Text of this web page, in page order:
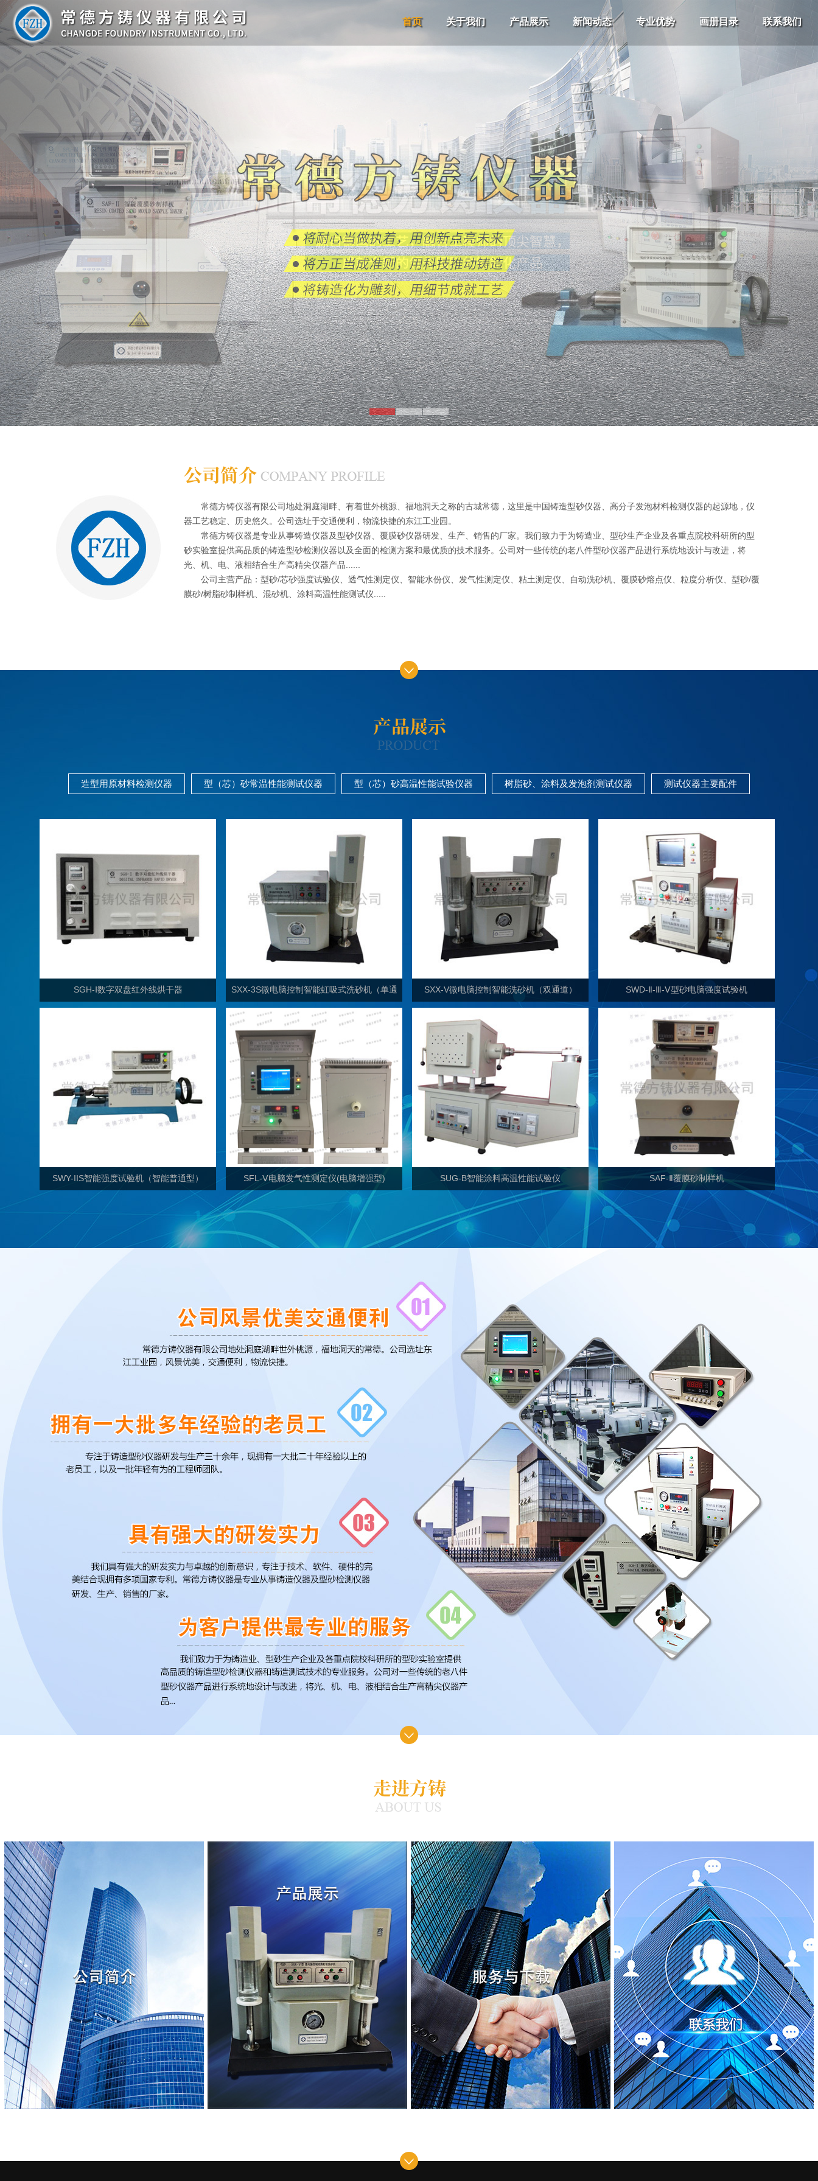
首页 关于我们 产品展示 新闻动态 专业优势 画册目录 联系我们
常德方铸仪器有限公司地处洞庭湖畔、有着世外桃源、福地洞天之称的古城常德，这里是中国铸造型砂仪器、高分子发泡材料检测仪器的起源地，仪
器工艺稳定、历史悠久。公司选址于交通便利，物流快捷的东江工业园。
常德方铸仪器是专业从事铸造仪器及型砂仪器、覆膜砂仪器研发、生产、销售的厂家。我们致力于为铸造业、型砂生产企业及各重点院校科研所的型
砂实验室提供高品质的铸造型砂检测仪器以及全面的检测方案和最优质的技术服务。公司对一些传统的老八件型砂仪器产品进行系统地设计与改进，将
光、机、电、液相结合生产高精尖仪器产品......
公司主营产品：型砂/芯砂强度试验仪、透气性测定仪、智能水份仪、发气性测定仪、粘土测定仪、自动洗砂机、覆膜砂熔点仪、粒度分析仪、型砂/覆
膜砂/树脂砂制样机、混砂机、涂料高温性能测试仪.....
造型用原材料检测仪器 型（芯）砂常温性能测试仪器 型（芯）砂高温性能试验仪器 树脂砂、涂料及发泡剂测试仪器 测试仪器主要配件
SGH-Ⅰ数字双盘红外线烘干器 SXX-3S微电脑控制智能虹吸式洗砂机（单通
道）
SXX-V微电脑控制智能洗砂机（双通道） SWD-Ⅱ-Ⅲ-Ⅴ型砂电脑强度试验机
SWY-IIS智能强度试验机（智能普通型） SFL-Ⅴ电脑发气性测定仪(电脑增强型) SUG-B智能涂料高温性能试验仪 SAF-Ⅱ覆膜砂制样机